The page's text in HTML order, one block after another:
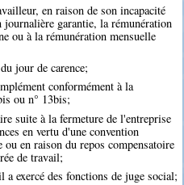
en raison de son incapacité
garantie, la rémunération
ou à la rémunération mensuelle
jour de carence;
conformément à la
ou n° 13bis;
suite à la fermeture de l'entreprise
en vertu d'une convention
en raison du repos compensatoire
de travail;
a exercé des fonctions de juge social;